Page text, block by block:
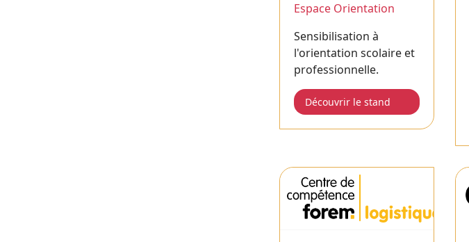
Espace Orientation
Sensibilisation à
l'orientation scolaire et
professionnelle.
Découvrir le stand